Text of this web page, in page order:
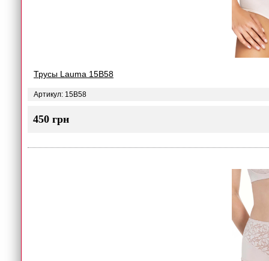
Трусы Lauma 15B58
Артикул: 15B58
450 грн